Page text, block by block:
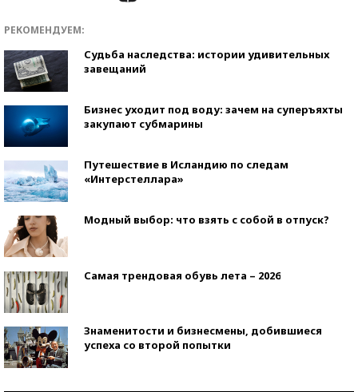
РЕКОМЕНДУЕМ:
Судьба наследства: истории удивительных
завещаний
Бизнес уходит под воду: зачем на суперъяхты
закупают субмарины
Путешествие в Исландию по следам
«Интерстеллара»
Модный выбор: что взять с собой в отпуск?
Самая трендовая обувь лета – 2026
Знаменитости и бизнесмены, добившиеся
успеха со второй попытки